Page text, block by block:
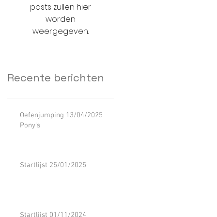
posts zullen hier
worden
weergegeven.
Recente berichten
Oefenjumping 13/04/2025
Pony's
Startlijst 25/01/2025
Startlijst 01/11/2024